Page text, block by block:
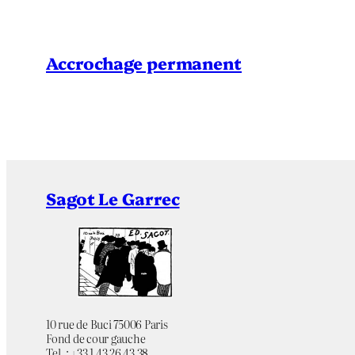
Accrochage permanent
Sagot Le Garrec
10 rue de Buci 75006 Paris
Fond de cour gauche